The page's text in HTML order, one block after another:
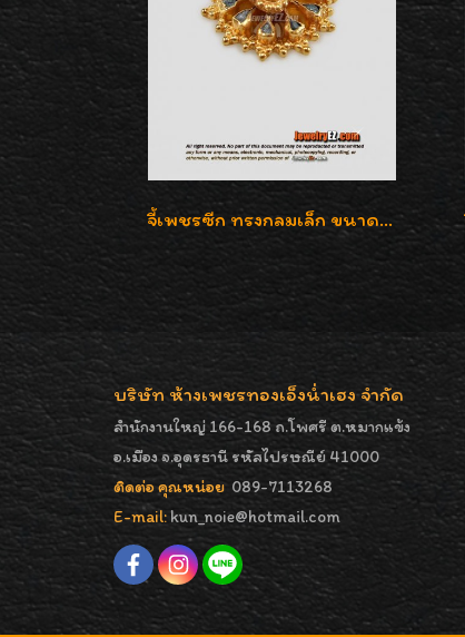
จี้เพชรซีก ทรงกลมเล็ก ขนาดเม็ดกระดุม สวยๆ
บริษัท ห้างเพชรทองเอ็งน่ำเฮง จำกัด
สำนักงานใหญ่ 166-168 ถ.โพศรี ต.หมากแข้ง
อ.เมือง จ.อุดรธานี รหัสไปรษณีย์ 41000
ติดต่อ คุณหน่อย 089-7113268
E-mail:kun_noie@hotmail.com